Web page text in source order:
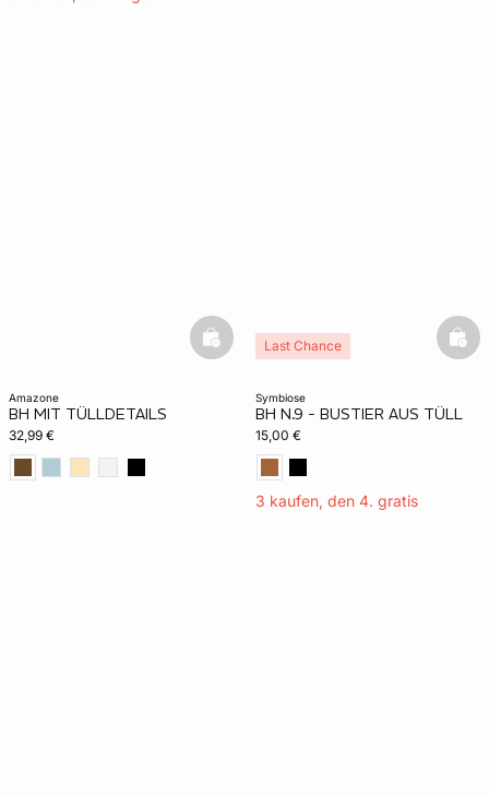
amazone
BH MIT TÜLLDETAILS
32,99 €
basketfull
symbiose
BH N.9 - BUSTIER AUS TÜLL
15,00 €
3 kaufen, den 4. gratis
Last Chance